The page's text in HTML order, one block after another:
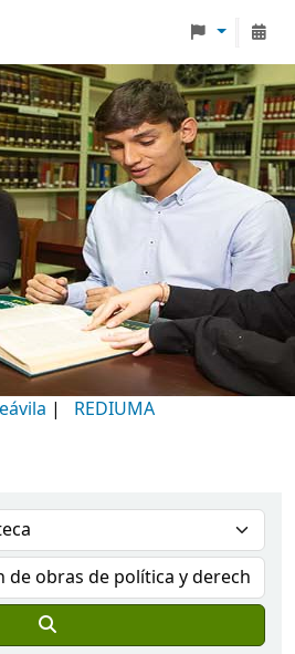
Monteávila
| REDIUMA